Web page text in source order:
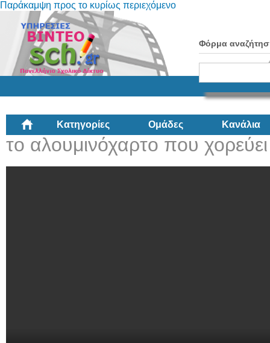
Παράκαμψη προς το κυρίως περιεχόμενο
Φόρμα
Κατηγορίες Ομάδες Κανάλια
το αλουμινόχαρτο που χορεύει